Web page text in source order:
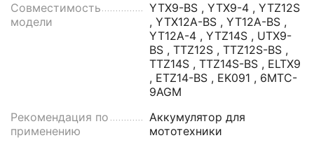
Совместимость
модели
YTX9-BS , YTX9-4 , YTZ12S
, YTX12A-BS , YT12A-BS ,
YT12A-4 , YTZ14S , UTX9-
BS , TTZ12S , TTZ12S-BS ,
TTZ14S , TTZ14S-BS , ELTX9
, ETZ14-BS , EK091 , 6MTC-
9AGM
Рекомендация по
применению
Аккумулятор для
мототехники